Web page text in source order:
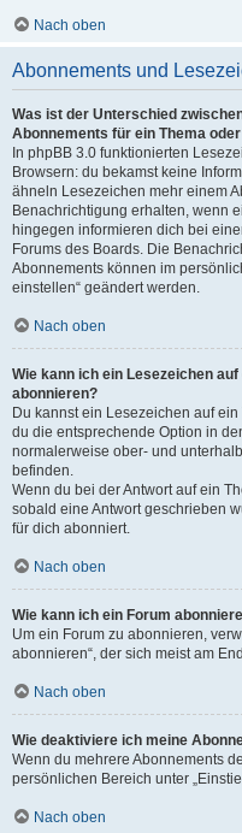
Nach oben
Abonnements und
Was ist der Unterschied
Abonnements für ein Thema
In phpBB 3.0 funktionierten
Browsern: du bekamst keine
ähneln Lesezeichen mehr einem
Benachrichtigung erhalten, wenn
hingegen informieren dich bei
Forums des Boards. Die
Abonnements können im
einstellen“ geändert werden.
Nach oben
Wie kann ich ein Lesezeichen
abonnieren?
Du kannst ein Lesezeichen auf
du die entsprechende Option in
normalerweise ober- und
befinden.
Wenn du bei der Antwort auf ein
sobald eine Antwort geschrieben
für dich abonniert.
Nach oben
Wie kann ich ein Forum
Um ein Forum zu abonnieren,
abonnieren“, der sich meist am
Nach oben
Wie deaktiviere ich meine
Wenn du mehrere Abonnements
persönlichen Bereich unter
Nach oben